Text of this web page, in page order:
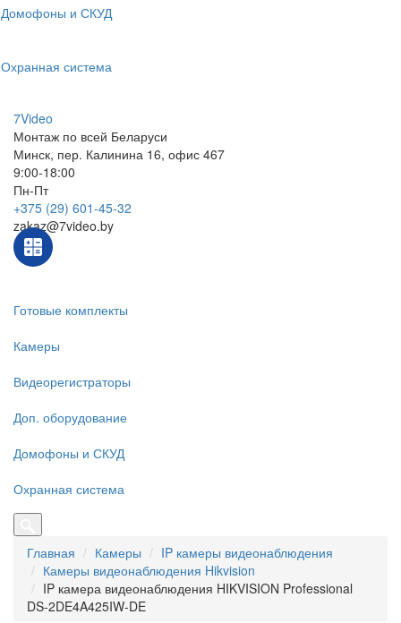
Домофоны и СКУД
Охранная система
7Video
Монтаж по всей Беларуси
Минск, пер. Калинина 16, офис 467
9:00-18:00
Пн-Пт
+375 (29) 601-45-32
zakaz@7video.by
Готовые комплекты
Камеры
Видеорегистраторы
Доп. оборудование
Домофоны и СКУД
Охранная система
Главная Камеры
IP камеры видеонаблюдения
Камеры видеонаблюдения Hikvision
IP камера видеонаблюдения HIKVISION Professional
DS-2DE4A425IW-DE